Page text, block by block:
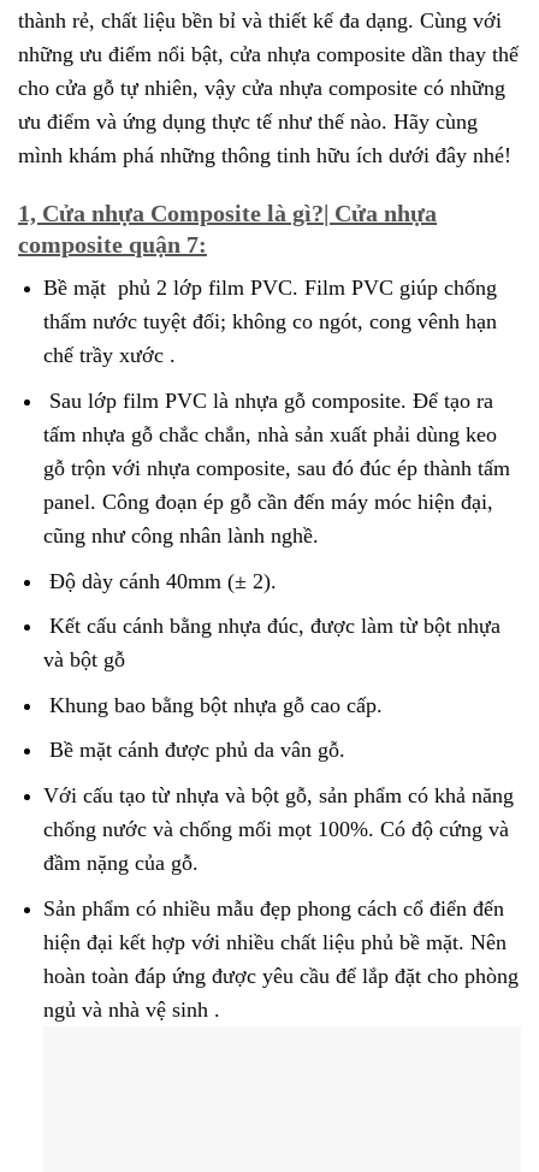
thành rẻ, chất liệu bền bỉ và thiết kế đa dạng. Cùng với
những ưu điểm nổi bật, cửa nhựa composite dần thay thế
cho cửa gỗ tự nhiên, vậy cửa nhựa composite có những
ưu điểm và ứng dụng thực tế như thế nào. Hãy cùng
mình khám phá những thông tinh hữu ích dưới đây nhé!
1, Cửa nhựa Composite là gì?| Cửa nhựa
composite quận 7:
Bề mặt phủ 2 lớp film PVC. Film PVC giúp chống
thấm nước tuyệt đối; không co ngót, cong vênh hạn
chế trầy xước .
Sau lớp film PVC là nhựa gỗ composite. Để tạo ra
tấm nhựa gỗ chắc chắn, nhà sản xuất phải dùng keo
gỗ trộn với nhựa composite, sau đó đúc ép thành tấm
panel. Công đoạn ép gỗ cần đến máy móc hiện đại,
cũng như công nhân lành nghề.
Độ dày cánh 40mm (± 2).
Kết cấu cánh bằng nhựa đúc, được làm từ bột nhựa
và bột gỗ
Khung bao bằng bột nhựa gỗ cao cấp.
Bề mặt cánh được phủ da vân gỗ.
Với cấu tạo từ nhựa và bột gỗ, sản phẩm có khả năng
chống nước và chống mối mọt 100%. Có độ cứng và
đầm nặng của gỗ.
Sản phẩm có nhiều mẫu đẹp phong cách cổ điển đến
hiện đại kết hợp với nhiều chất liệu phủ bề mặt. Nên
hoàn toàn đáp ứng được yêu cầu để lắp đặt cho phòng
ngủ và nhà vệ sinh .